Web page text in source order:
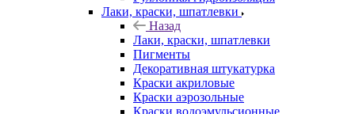
Лаки, краски, шпатлевки
Назад
Лаки, краски, шпатлевки
Пигменты
Декоративная штукатурка
Краски акриловые
Краски аэрозольные
Краски водоэмульсионные